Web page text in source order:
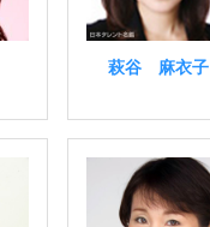
萩谷 麻衣子